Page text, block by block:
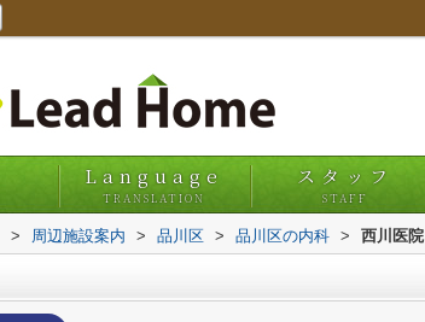
Language
TRANSLATION
スタッフ
STAFF
> 周辺施設案内 > 品川区 > 品川区の内科 > 西川医院